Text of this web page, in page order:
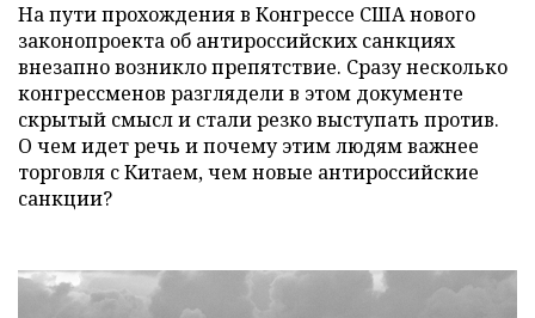
На пути прохождения в Конгрессе США нового
законопроекта об антироссийских санкциях
внезапно возникло препятствие. Сразу несколько
конгрессменов разглядели в этом документе
скрытый смысл и стали резко выступать против.
О чем идет речь и почему этим людям важнее
торговля с Китаем, чем новые антироссийские
санкции?